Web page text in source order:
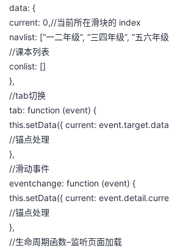
data: {
current: 0,//当前所在滑块的 index
navlist: [“一二年级”, “三四年级”, “五六年
//课本列表
conlist: []
},
//tab切换
tab: function (event) {
this.setData({ current:
//锚点处理
},
//滑动事件
eventchange: function (event) {
this.setData({ current:
//锚点处理
},
//生命周期函数–监听页面加载